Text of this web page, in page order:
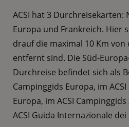
ACSI hat 3 Durchreisekarten:
Europa und Frankreich. Hier
drauf die maximal 10 Km
entfernt sind. Die Süd-
Durchreise befindet sich als
Campinggids Europa, im
Europa, im ACSI
ACSI Guida Internazionale dei